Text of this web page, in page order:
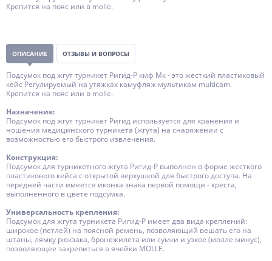
Крепится на пояс или в molle.
ОПИСАНИЕ ОТЗЫВЫ И ВОПРОСЫ
Подсумок под жгут турникет Ригид-Р кмф Мк - это жесткий пластиковый
кейс Регулируемый на утяжках камуфляж мультикам multicam.
Крепится на пояс или в molle.
Назначение:
Подсумок под жгут турникет Ригид используется для хранения и
ношения медицинского турникета (жгута) на снаряжении с
возможностью его быстрого извлечения.
Конструкция:
Подсумок для турникетного жгута Ригид-Р выполнен в форме жесткого
пластикового кейса с открытой верхушкой для быстрого доступа. На
передней части имеется иконка знака первой помощи - креста,
выполненного в цвете подсумка.
Универсальность крепления:
Подсумок для жгута турникета Ригид-Р имеет два вида креплений:
широкое (петлей) на поясной ремень, позволяющий вешать его на
штаны, лямку рюкзака, бронежилета или сумки и узкое (молле минус),
позволяющее закрепиться в ячейки MOLLE.